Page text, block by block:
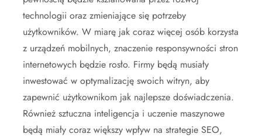
technologii oraz zmieniające się potrzeby
użytkowników. W miarę jak coraz więcej osób korzysta
z urządzeń mobilnych, znaczenie responsywności stron
internetowych będzie rosło. Firmy będą musiały
inwestować w optymalizację swoich witryn, aby
zapewnić użytkownikom jak najlepsze doświadczenia.
Również sztuczna inteligencja i uczenie maszynowe
będą miały coraz większy wpływ na strategie SEO,